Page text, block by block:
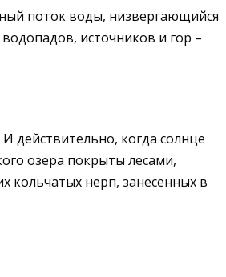
поток воды, низвергающийся
источников и гор –
действительно, когда солнце
озера покрыты лесами,
кольчатых нерп, занесенных в